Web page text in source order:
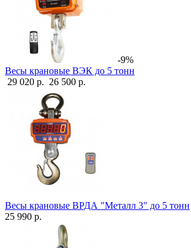
-9%
Весы крановые ВЭК до 5 тонн
29 020 р. 26 500 р.
Весы крановые ВРДА "Металл 3" до 5 тонн
25 990 р.